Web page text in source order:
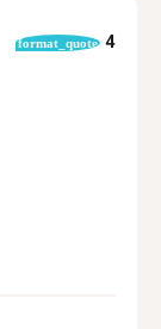
format_quote 4